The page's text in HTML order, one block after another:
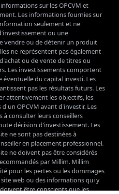
sur les OPCVM et
Les informations fournies sur
seulement et ne
ou une
vendre ou de détenir un produit
ne représentent pas également
ou de vente de titres ou
Les investissements comportent
éventuelle du capital investi. Les
pas les résultats futurs. Les
attentivement les objectifs, les
d'un OPCVM avant d'investir. Les
à consulter leurs conseillers
décision d'investissement. Les
ne sont pas destinées à
en placement professionnel.
ne doivent pas être considérés
par Millim. Millim
pour les pertes ou les dommages
web ou des informations qui y
être conscients que les